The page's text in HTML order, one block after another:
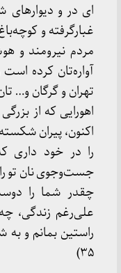
ای در و دیوارهای
غبارگرفته و
مردم نیرومند و
آواره‌تان کرده
تهران و گرگان و…
اهورایی که از
اکنون، پیران
را در خود داری
جست‌وجوی نان تو
چقدر شما را
علی‌رغم زندگی،
راستین بمانم و به
۳۵)